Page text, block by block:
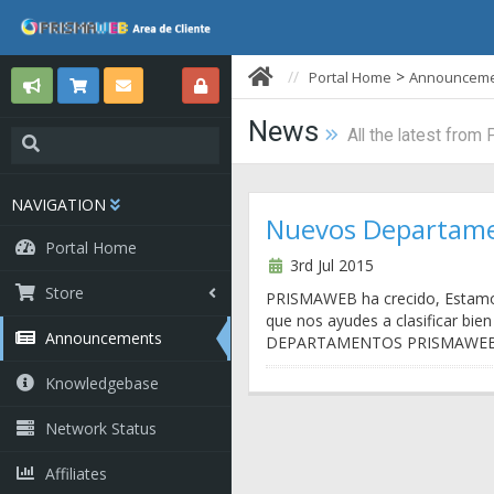
NAVIGATION
Portal Home
Store
Announcements
Knowledgebase
Network Status
Affiliates
Portal Home >
News All the latest from
Nuevos
3rd Jul 2015
PRISMAWEB ha crecido,
que nos ayudes a clasificar
DEPARTAMENTOS